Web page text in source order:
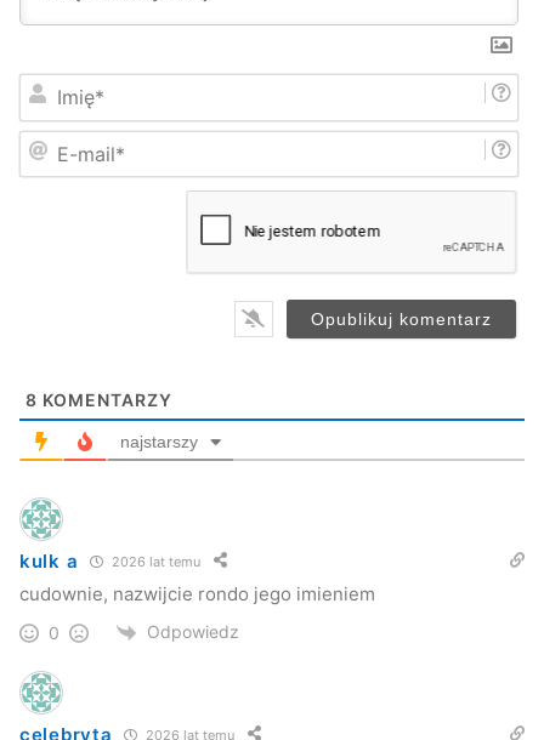
i
m
8 KOMENTARZY
najstarszy
kulk a 2026 lat temu
cudownie, nazwijcie rondo jego imieniem
0 Odpowiedz
celebryta 2026 lat temu